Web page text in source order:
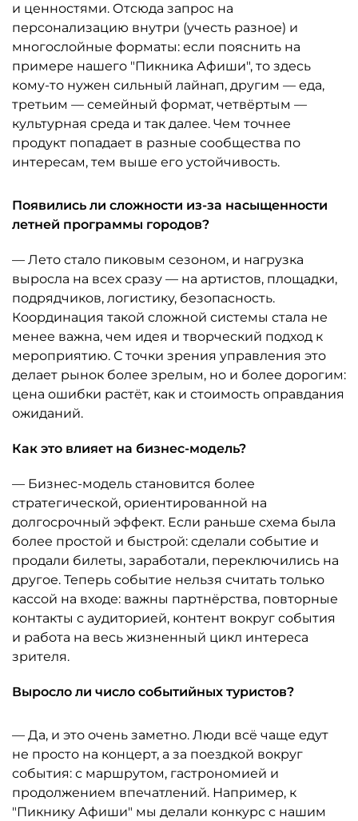
и ценностями. Отсюда запрос на
персонализацию внутри (учесть разное) и
многослойные форматы: если пояснить на
примере нашего "Пикника Афиши", то здесь
кому-то нужен сильный лайнап, другим — еда,
третьим — семейный формат, четвёртым —
культурная среда и так далее. Чем точнее
продукт попадает в разные сообщества по
интересам, тем выше его устойчивость.
Появились ли сложности из-за насыщенности
летней программы городов?
— Лето стало пиковым сезоном, и нагрузка
выросла на всех сразу — на артистов, площадки,
подрядчиков, логистику, безопасность.
Координация такой сложной системы стала не
менее важна, чем идея и творческий подход к
мероприятию. С точки зрения управления это
делает рынок более зрелым, но и более дорогим:
цена ошибки растёт, как и стоимость оправдания
ожиданий.
Как это влияет на бизнес-модель?
— Бизнес-модель становится более
стратегической, ориентированной на
долгосрочный эффект. Если раньше схема была
более простой и быстрой: сделали событие и
продали билеты, заработали, переключились на
другое. Теперь событие нельзя считать только
кассой на входе: важны партнёрства, повторные
контакты с аудиторией, контент вокруг события
и работа на весь жизненный цикл интереса
зрителя.
Выросло ли число событийных туристов?
— Да, и это очень заметно. Люди всё чаще едут
не просто на концерт, а за поездкой вокруг
события: с маршрутом, гастрономией и
продолжением впечатлений. Например, к
"Пикнику Афиши" мы делали конкурс с нашим